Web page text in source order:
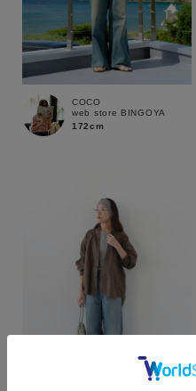
COCO
web store BINGOYA
172cm